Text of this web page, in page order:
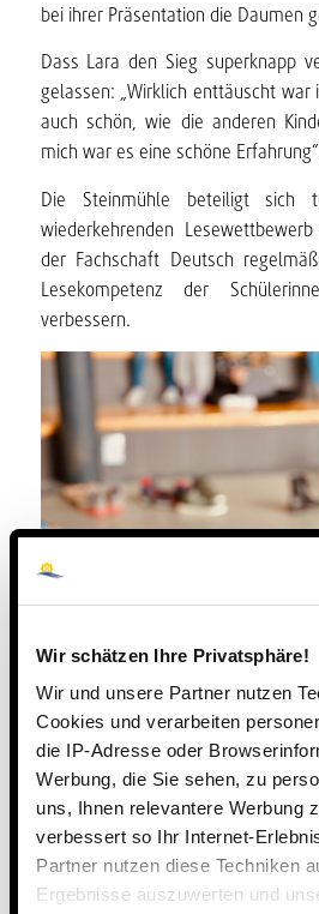
Wir schätzen Ihre Privatsphäre!
Wir und unsere Partner nutzen
Cookies und verarbeiten
die IP-Adresse oder
Werbung, die Sie sehen, zu
uns, Ihnen relevantere Werbung
verbessert so Ihr Internet-
Partner nutzen diese Techniken
Ergebnisse auszuwerten und
bei ihrer Präsentation die Daumen
Dass Lara den Sieg superknapp
gelassen: „Wirklich enttäuscht war
auch schön, wie die anderen
mich war es eine schöne
Die Steinmühle beteiligt sich
wiederkehrenden
der Fachschaft Deutsch
Lesekompetenz der
verbessern.